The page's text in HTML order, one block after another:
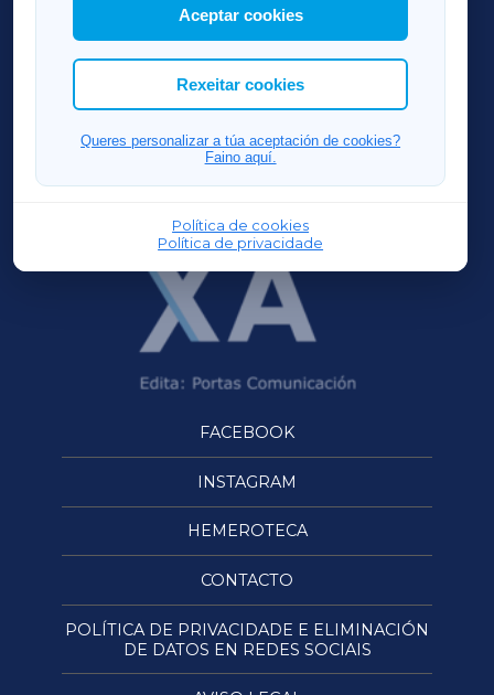
Así mesmo, podes personalizar a elección das
cookies que desexas permitir.
Aceptar cookies
Rexeitar cookies
Queres personalizar a túa aceptación de cookies?
Faino aquí.
Política de cookies
Política de privacidade
RIBEIRASACRAXA
ACORUÑAXA
FERROLXA
OURENSEXA
FACEBOOK
INSTAGRAM
HEMEROTECA
CONTACTO
POLÍTICA DE PRIVACIDADE E ELIMINACIÓN
DE DATOS EN REDES SOCIAIS